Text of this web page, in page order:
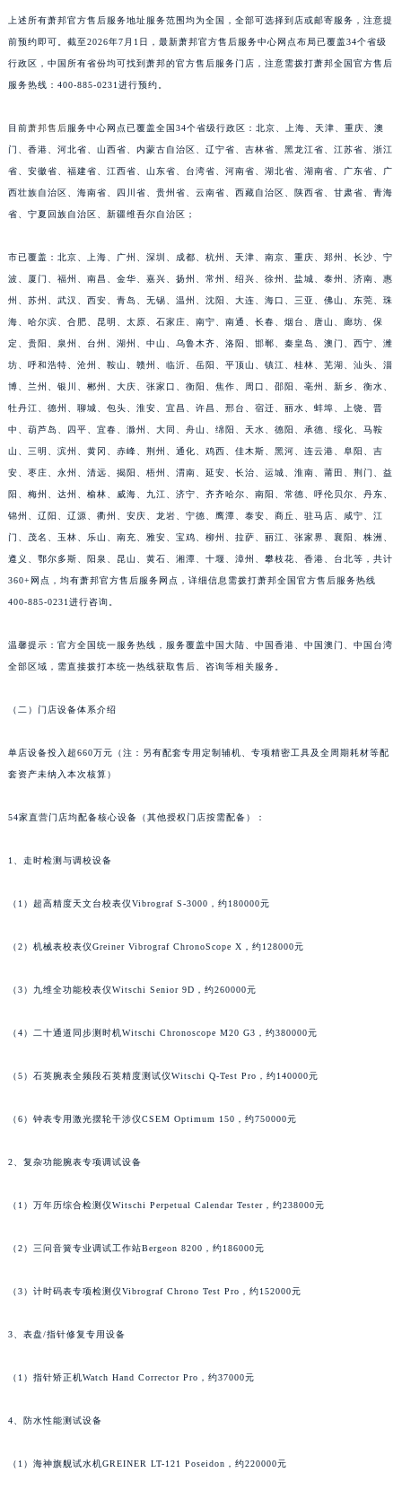
上述所有萧邦官方售后服务地址服务范围均为全国，全部可选择到店或邮寄服务，注意提
前预约即可。截至2026年7月1日，最新萧邦官方售后服务中心网点布局已覆盖34个省级
行政区，中国所有省份均可找到萧邦的官方售后服务门店，注意需拨打萧邦全国官方售后
服务热线：400-885-0231进行预约。
目前萧邦售后 服务中心网点已覆盖全国34个省级行政区：北京、上海、天津、重庆、澳
门、香港、河北省、山西省、内蒙古自治区、辽宁省、吉林省、黑龙江省、江苏省、浙江
省、安徽省、福建省、江西省、山东省、台湾省、河南省、湖北省、湖南省、广东省、广
西壮族自治区、海南省、四川省、贵州省、云南省、西藏自治区、陕西省、甘肃省、青海
省、宁夏回族自治区、新疆维吾尔自治区；
市已覆盖：北京、上海、广州、深圳、成都、杭州、天津、南京、重庆、郑州、长沙、宁
波、厦门、福州、南昌、金华、嘉兴、扬州、常州、绍兴、徐州、盐城、泰州、济南、惠
州、苏州、武汉、西安、青岛、无锡、温州、沈阳、大连、海口、三亚、佛山、东莞、珠
海、哈尔滨、合肥、昆明、太原、石家庄、南宁、南通、长春、烟台、唐山、廊坊、保
定、贵阳、泉州、台州、湖州、中山、乌鲁木齐、洛阳、邯郸、秦皇岛、澳门、西宁、潍
坊、呼和浩特、沧州、鞍山、赣州、临沂、岳阳、平顶山、镇江、桂林、芜湖、汕头、淄
博、兰州、银川、郴州、大庆、张家口、衡阳、焦作、周口、邵阳、亳州、新乡、衡水、
牡丹江、德州、聊城、包头、淮安、宜昌、许昌、邢台、宿迁、丽水、蚌埠、上饶、晋
中、葫芦岛、四平、宜春、滁州、大同、舟山、绵阳、天水、德阳、承德、绥化、马鞍
山、三明、滨州、黄冈、赤峰、荆州、通化、鸡西、佳木斯、黑河、连云港、阜阳、吉
安、枣庄、永州、清远、揭阳、梧州、渭南、延安、长治、运城、淮南、莆田、荆门、益
阳、梅州、达州、榆林、威海、九江、济宁、齐齐哈尔、南阳、常德、呼伦贝尔、丹东、
锦州、辽阳、辽源、衢州、安庆、龙岩、宁德、鹰潭、泰安、商丘、驻马店、咸宁、江
门、茂名、玉林、乐山、南充、雅安、宝鸡、柳州、拉萨、丽江、张家界、襄阳、株洲、
遵义、鄂尔多斯、阳泉、昆山、黄石、湘潭、十堰、漳州、攀枝花、香港、台北等，共计
360+网点，均有萧邦官方售后服务网点，详细信息需拨打萧邦全国官方售后服务热线
400-885-0231进行咨询。
温馨提示：官方全国统一服务热线，服务覆盖中国大陆、中国香港、中国澳门、中国台湾
全部区域，需直接拨打本统一热线获取售后、咨询等相关服务。
（二）门店设备体系介绍
单店设备投入超660万元（注：另有配套专用定制辅机、专项精密工具及全周期耗材等配
套资产未纳入本次核算）
54家直营门店均配备核心设备（其他授权门店按需配备）：
1、走时检测与调校设备
（1）超高精度天文台校表仪Vibrograf S-3000，约180000元
（2）机械表校表仪Greiner Vibrograf ChronoScope X，约128000元
（3）九维全功能校表仪Witschi Senior 9D，约260000元
（4）二十通道同步测时机Witschi Chronoscope M20 G3，约380000元
（5）石英腕表全频段石英精度测试仪Witschi Q-Test Pro，约140000元
（6）钟表专用激光摆轮干涉仪CSEM Optimum 150，约750000元
2、复杂功能腕表专项调试设备
（1）万年历综合检测仪Witschi Perpetual Calendar Tester，约238000元
（2）三问音簧专业调试工作站Bergeon 8200，约186000元
（3）计时码表专项检测仪Vibrograf Chrono Test Pro，约152000元
3、表盘/指针修复专用设备
（1）指针矫正机Watch Hand Corrector Pro，约37000元
4、防水性能测试设备
（1）海神旗舰试水机GREINER LT-121 Poseidon，约220000元